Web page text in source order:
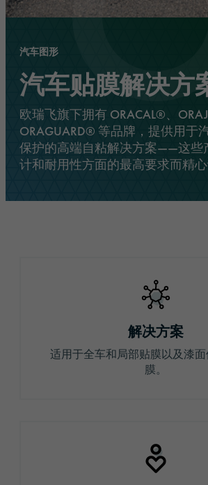
汽车图形
汽车贴膜解决方
欧瑞飞旗下拥有 ORACAL®、
ORAGUARD® 等品牌，提供用于
保护的高端自粘解决方案——这些
计和耐用性方面的最高要求而精心
解决方案
适用于全车和局部贴膜以及漆
膜。